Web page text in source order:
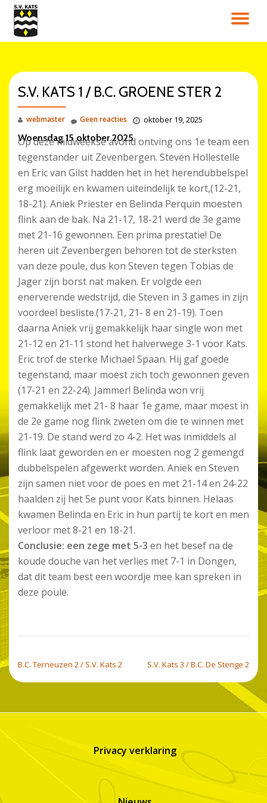
direct
inhoud
S.V. KATS 1 / B.C. GROENE STER 2
webmaster oktober 19, 2025
Geen reacties
Woensdag 15 oktober 2025
Op deze midweekse avond ontving ons 1e team een
tegenstander uit Zevenbergen. Steven Hollestelle
en Eric van Gilst hadden het in het herendubbelspel
erg moeilijk en kwamen uiteindelijk te kort,(12-21,
18-21). Aniek Priester en Belinda Perquin moesten
flink aan de bak. Na 21-17, 18-21 werd de 3e game
met 21-16 gewonnen. Een prima prestatie! De
heren uit Zevenbergen behoren tot de sterksten
van deze poule, dus kon Steven tegen Tobias de
Jager zijn borst nat maken. Er volgde een
enerverende wedstrijd, die Steven in 3 games in zijn
voordeel besliste.(17-21, 21- 8 en 21-19). Toen
daarna Aniek vrij gemakkelijk haar single won met
21-12 en 21-11 stond het halverwege 3-1 voor Kats.
Eric trof de sterke Michael Spaan. Hij gaf goede
tegenstand, maar moest zich toch gewonnen geven
(17-21 en 22-24). Jammer! Belinda won vrij
gemakkelijk met 21- 8 haar 1e game, maar moest in
de 2e game nog flink zweten om die te winnen met
21-19. De stand werd zo 4-2. Het was inmiddels al
flink laat geworden en er moesten nog 2 gemengd
dubbelspelen afgewerkt worden. Aniek en Steven
zijn samen niet voor de poes en met 21-14 en 24-22
haalden zij het 5e punt voor Kats binnen. Helaas
kwamen Belinda en Eric in hun partij te kort en men
verloor met 8-21 en 18-21.
Conclusie: een zege met 5-3 en het besef na de
koude douche van het verlies met 7-1 in Dongen,
dat dit team best een woordje mee kan spreken in
deze poule.
B.C. Terneuzen 2 / S.V. Kats 2 S.V. Kats 3 / B.C. De Stenge 2
Privacy verklaring